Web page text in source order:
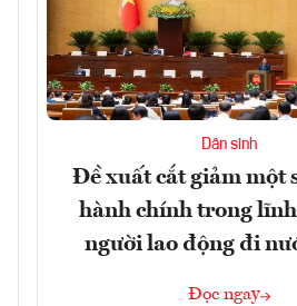
Dân sinh
Đề xuất cắt giảm một
hành chính trong
người lao động đi
Đọc ngay